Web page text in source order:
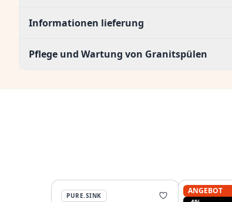
Informationen lieferung
Pflege und Wartung von Granitspülen
PURE.SINK
ANGEBOT
GRANITEMY